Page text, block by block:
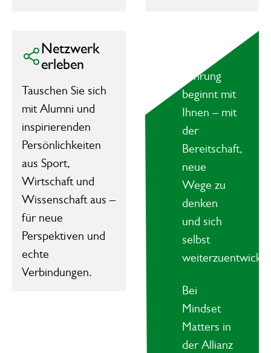
Führung
beginnt mit
Ihnen – mit
der
Bereitschaft,
neue
Wege zu
denken
und sich
selbst
Bei
Mindset
Matters in
der Allianz
Netzwerk
erleben
Tauschen Sie sich
mit Alumni und
inspirierenden
Persönlichkeiten
aus Sport,
Wirtschaft und
Wissenschaft aus –
für neue
Perspektiven und
echte
Verbindungen.